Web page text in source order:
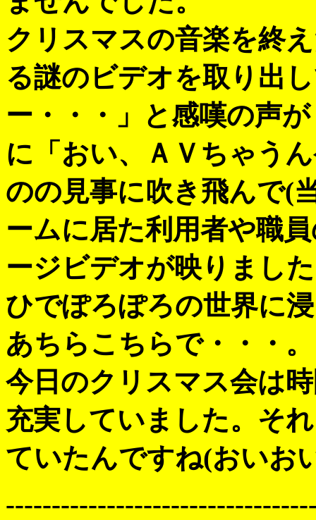
クリスマスの音楽を終
る謎のビデオを取り出
ー・・・」と感嘆の声
に「おい、ＡＶちゃう
のの見事に吹き飛んで(
ームに居た利用者や職
ージビデオが映りまし
ひでぽろぽろの世界に
あちらこちらで・・・。
今日のクリスマス会は
充実していました。そ
ていたんですね(おいお